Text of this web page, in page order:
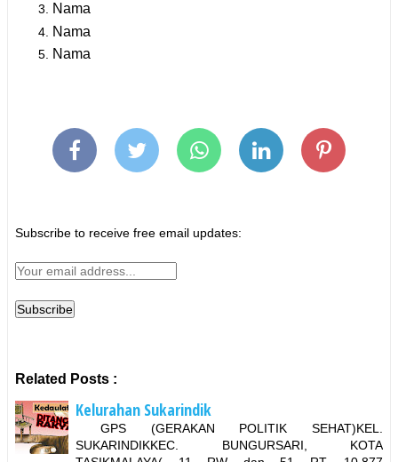
Nama
Nama
Nama
Subscribe to receive free email updates:
Related Posts :
Kelurahan Sukarindik
GPS (GERAKAN POLITIK SEHAT)KEL.
SUKARINDIKKEC. BUNGURSARI, KOTA